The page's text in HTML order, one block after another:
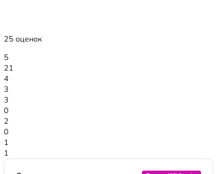
25 оценок
5
21
4
3
3
0
2
0
1
1